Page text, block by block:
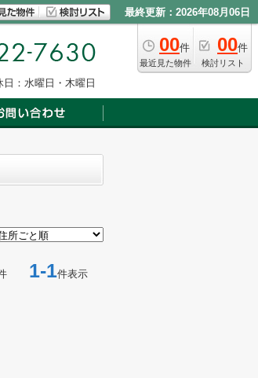
最終更新：2026年08月06日
00件
最近見た物件
00件
検討リスト
日：水曜日・木曜日
1-1件表示